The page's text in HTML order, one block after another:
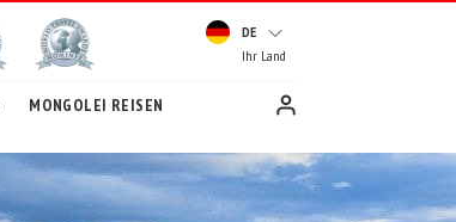
DE
Ihr Land
MONGOLEI REISEN